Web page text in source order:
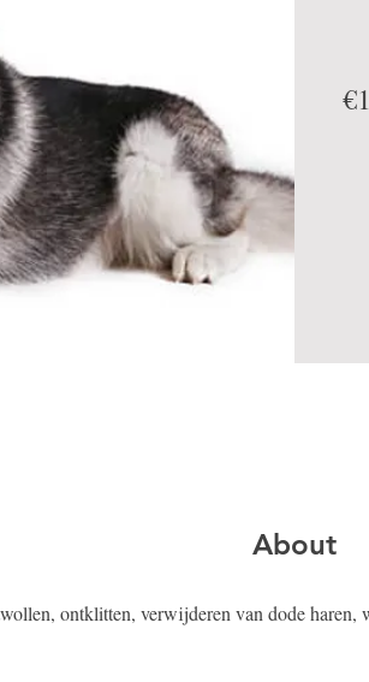
About
ontklitten, verwijderen van dode haren,